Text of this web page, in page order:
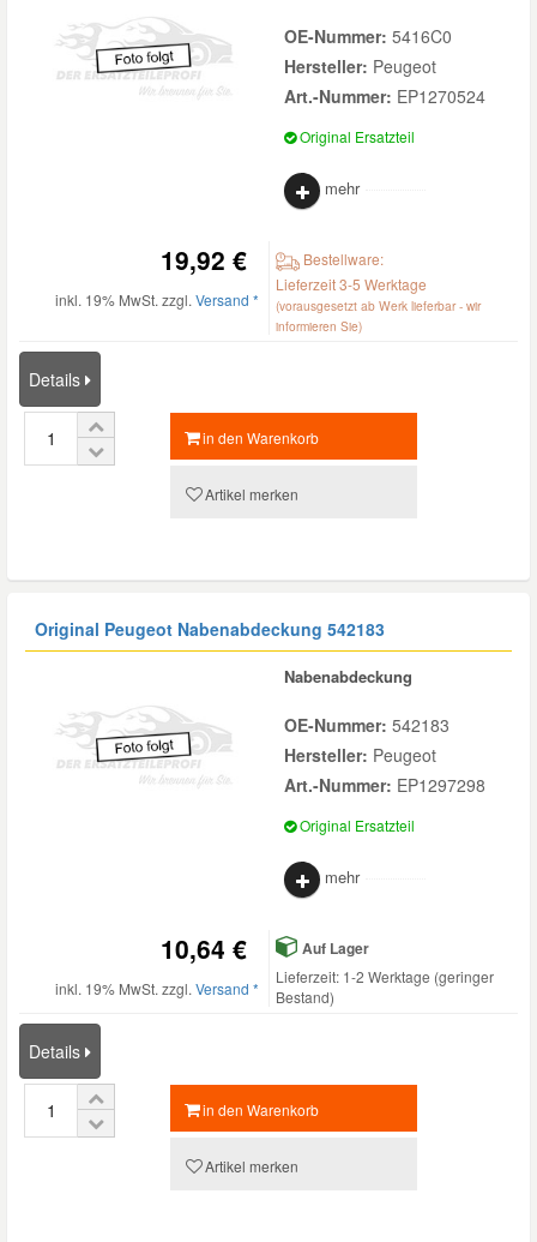
OE-Nummer: 5416C0
Hersteller: Peugeot
Art.-Nummer: EP1270524
Original Ersatzteil
mehr
19,92 €
inkl. 19% MwSt. zzgl. Versand *
Bestellware:
Lieferzeit 3-5 Werktage
(vorausgesetzt ab Werk lieferbar - wir
informieren Sie)
Details
in den Warenkorb
Artikel merken
Original Peugeot Nabenabdeckung 542183
Nabenabdeckung
OE-Nummer: 542183
Hersteller: Peugeot
Art.-Nummer: EP1297298
Original Ersatzteil
mehr
10,64 €
inkl. 19% MwSt. zzgl. Versand *
Auf Lager
Lieferzeit: 1-2 Werktage (geringer
Bestand)
Details
in den Warenkorb
Artikel merken
Porsche Ersatzteile
Seat Ersatzteile
Suzuki Ersatzteile
Vauxhall Ersatzteile
Volvo Ersatzteile